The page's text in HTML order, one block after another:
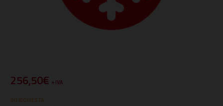
256,50€ + IVA
SU RICHIESTA